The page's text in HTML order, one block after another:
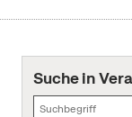
Suche in